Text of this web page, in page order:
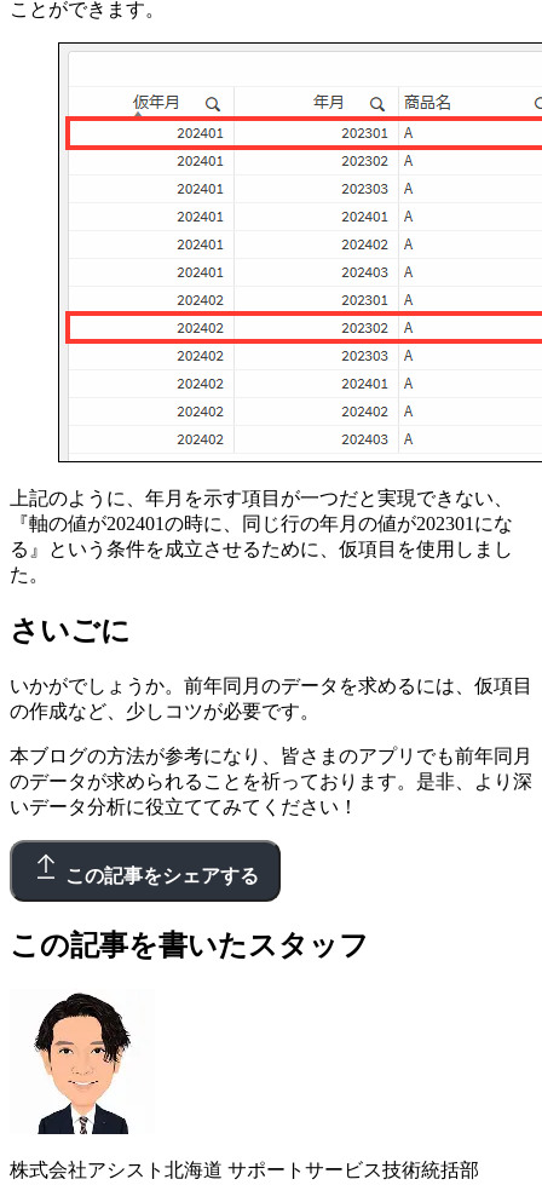
ことができます。
上記のように、年月を示す項目が一つだと実現できない、
『軸の値が202401の時に、同じ行の年月の値が202301にな
る』という条件を成立させるために、仮項目を使用しまし
た。
さいごに
いかがでしょうか。前年同月のデータを求めるには、仮項目
の作成など、少しコツが必要です。
本ブログの方法が参考になり、皆さまのアプリでも前年同月
のデータが求められることを祈っております。是非、より深
いデータ分析に役立ててみてください！
この記事をシェアする
この記事を書いたスタッフ
株式会社アシスト北海道 サポートサービス技術統括部